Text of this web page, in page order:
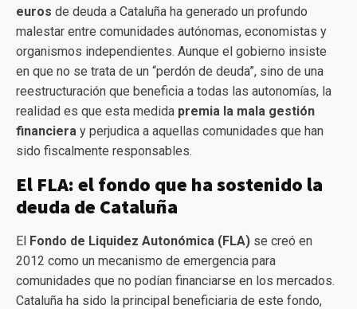
euros de deuda a Cataluña ha generado un profundo
malestar entre comunidades autónomas, economistas y
organismos independientes. Aunque el gobierno insiste
en que no se trata de un “perdón de deuda”, sino de una
reestructuración que beneficia a todas las autonomías, la
realidad es que esta medida premia la mala gestión
financiera y perjudica a aquellas comunidades que han
sido fiscalmente responsables.
El FLA: el fondo que ha sostenido la
deuda de Cataluña
El Fondo de Liquidez Autonómica (FLA) se creó en
2012 como un mecanismo de emergencia para
comunidades que no podían financiarse en los mercados.
Cataluña ha sido la principal beneficiaria de este fondo,